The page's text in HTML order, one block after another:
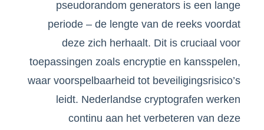
pseudorandom generators is een lange
periode – de lengte van de reeks voordat
deze zich herhaalt. Dit is cruciaal voor
toepassingen zoals encryptie en kansspelen,
waar voorspelbaarheid tot beveiligingsrisico’s
leidt. Nederlandse cryptografen werken
continu aan het verbeteren van deze